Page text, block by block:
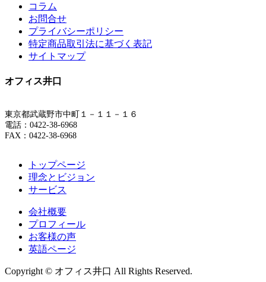
コラム
お問合せ
プライバシーポリシー
特定商品取引法に基づく表記
サイトマップ
オフィス井口
東京都武蔵野市中町１－１１－１６
電話：0422-38-6968
FAX：0422-38-6968
トップページ
理念とビジョン
サービス
会社概要
プロフィール
お客様の声
英語ページ
Copyright © オフィス井口 All Rights Reserved.